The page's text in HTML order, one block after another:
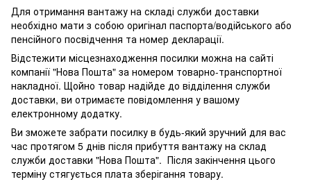
Для отримання вантажу на складі служби доставки
необхідно мати з собою оригінал паспорта/водійського або
пенсійного посвідчення та номер декларації.
Відстежити місцезнаходження посилки можна на сайті
компанії "Нова Пошта" за номером товарно-транспортної
накладної. Щойно товар надійде до відділення служби
доставки, ви отримаєте повідомлення у вашому
електронному додатку.
Ви зможете забрати посилку в будь-який зручний для вас
час протягом 5 днів після прибуття вантажу на склад
служби доставки "Нова Пошта". Після закінчення цього
терміну стягується плата зберігання товару.